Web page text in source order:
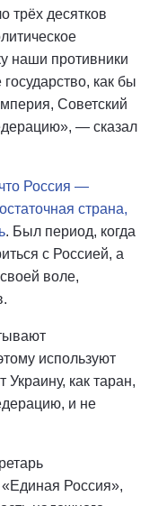
трёх десятков
наши противники
как бы
Советский
— сказал
Россия —
страна,
. Был период, когда
с Россией, а
воле,
используют
Украину, как таран,
и не
«Единая Россия»,